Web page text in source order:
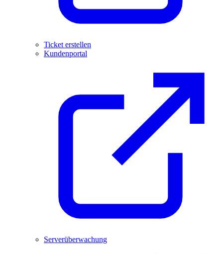
Ticket erstellen
Kundenportal
Serverüberwachung